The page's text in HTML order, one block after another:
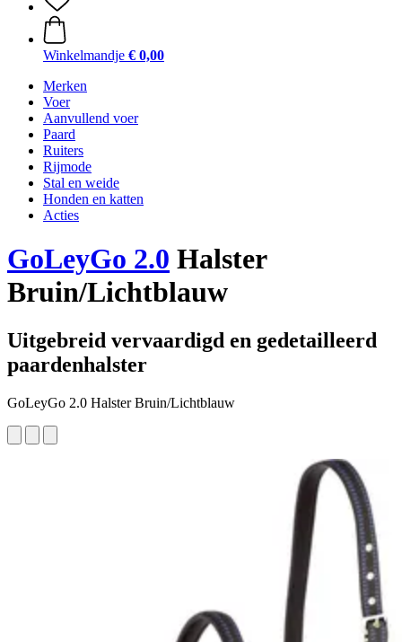
Winkelmandje € 0,00
Merken
Voer
Aanvullend voer
Paard
Ruiters
Rijmode
Stal en weide
Honden en katten
Acties
GoLeyGo 2.0 Halster
Bruin/Lichtblauw
Uitgebreid vervaardigd en gedetailleerd
paardenhalster
GoLeyGo 2.0 Halster Bruin/Lichtblauw